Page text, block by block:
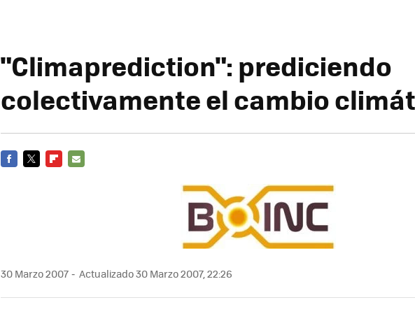
"Climaprediction": prediciendo
colectivamente el cambio
30 Marzo 2007 Actualizado 30 Marzo 2007, 22:26